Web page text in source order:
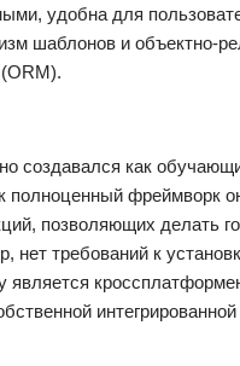
удобна для
шаблонов и объектно-
создавался как
полноценный фреймворк
позволяющих делать
нет требований к
является